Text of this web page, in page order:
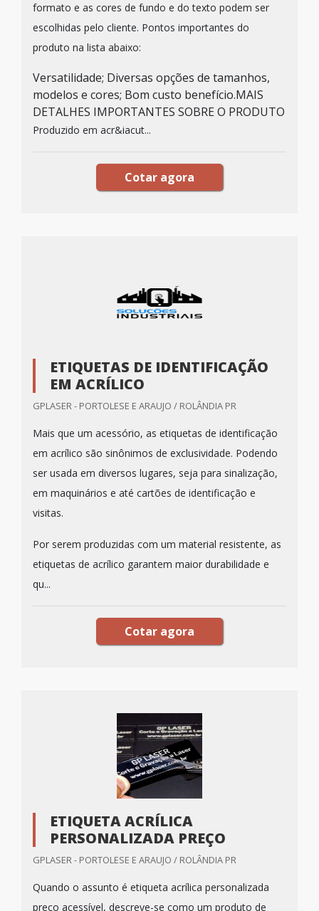
formato e as cores de fundo e do texto podem ser
escolhidas pelo cliente. Pontos importantes do
produto na lista abaixo:
Versatilidade; Diversas opções de tamanhos,
modelos e cores; Bom custo benefício.MAIS
DETALHES IMPORTANTES SOBRE O PRODUTO
Produzido em acr&iacut...
Cotar agora
ETIQUETAS DE IDENTIFICAÇÃO
EM ACRÍLICO
GPLASER - PORTOLESE E ARAUJO / ROLÂNDIA PR
Mais que um acessório, as etiquetas de identificação
em acrílico são sinônimos de exclusividade. Podendo
ser usada em diversos lugares, seja para sinalização,
em maquinários e até cartões de identificação e
visitas.
Por serem produzidas com um material resistente, as
etiquetas de acrílico garantem maior durabilidade e
qu...
Cotar agora
ETIQUETA ACRÍLICA
PERSONALIZADA PREÇO
GPLASER - PORTOLESE E ARAUJO / ROLÂNDIA PR
Quando o assunto é etiqueta acrílica personalizada
preço acessível, descreve-se como um produto de